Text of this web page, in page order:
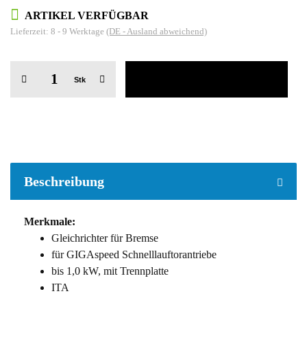
ARTIKEL VERFÜGBAR
Lieferzeit: 8 - 9 Werktage (DE - Ausland abweichend)
Stk
Beschreibung
Merkmale:
Gleichrichter für Bremse
für GIGAspeed Schnelllauftorantriebe
bis 1,0 kW, mit Trennplatte
ITA